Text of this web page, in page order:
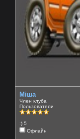
Міша
Член клуба
Пользователи
:) 5
Офлайн